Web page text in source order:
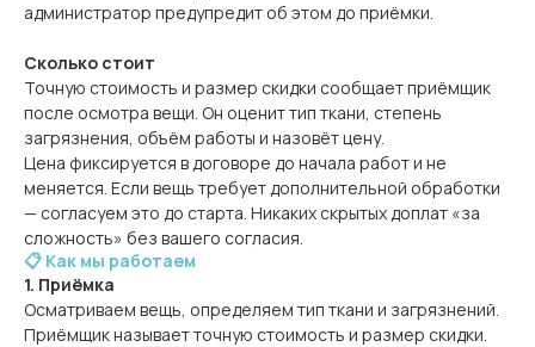
администратор предупредит об этом до приёмки.
Сколько стоит
Точную стоимость и размер скидки сообщает приёмщик
после осмотра вещи. Он оценит тип ткани, степень
загрязнения, объём работы и назовёт цену.
Цена фиксируется в договоре до начала работ и не
меняется. Если вещь требует дополнительной обработки
— согласуем это до старта. Никаких скрытых доплат «за
сложность» без вашего согласия.
📋 Как мы работаем
1. Приёмка
Осматриваем вещь, определяем тип ткани и загрязнений.
Приёмщик называет точную стоимость и размер скидки.